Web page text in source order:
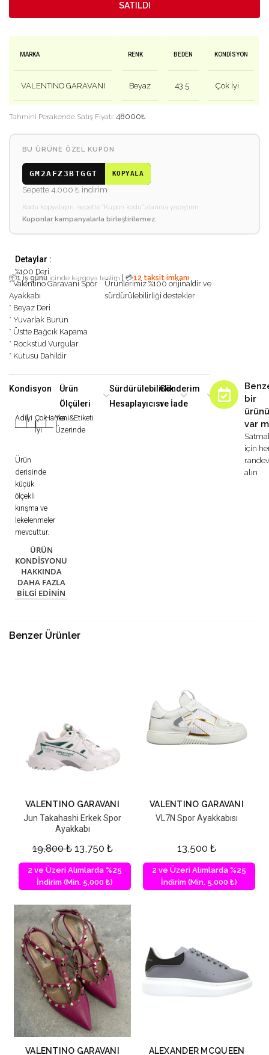
SATILDI
MARKA
VALENTINO GARAVANI
RENK
Beyaz
BEDEN
43.5
KONDISYON
Çok İyi
Tahmini Perakende Satış Fiyatı: 48000₺
BU ÜRÜNE ÖZEL KUPON
GM2AFZ3BTGGT KOPYALA
Sepette 4.000 ₺ indirim
Kodu kopyalayın, sepette “Kupon kodu” alanına yapıştırın.
Kuponlar kampanyalarla birleştirilemez.
Detaylar :
%100 Deri
📦1 iş günü içinde kargoya teslim 💳12 taksit imkanı
* Valentino Garavani Spor
Ayakkabı
* Beyaz Deri
* Yuvarlak Burun
* Üstte Bağcık Kapama
* Rockstud Vurgular
* Kutusu Dahildir
Ürünlerimiz %100 orijinaldir ve
sürdürülebilirliği destekler
Kondisyon
Adilİyi
|
Çok
İyi
Harika
|
Yeni&Etiketi
Üzerinde
Ürün
derisinde
küçük
ölçekli
kırışma ve
lekelenmeler
mevcuttur.
ÜRÜN
KONDISYONU
HAKKINDA
DAHA FAZLA
BILGI EDININ
Ürün
Ölçüleri
Sürdürülebilirlik
Hesaplayıcısı
Gönderim
ve İade
bir
var
için
alın
Benzer Ürünler
VALENTINO GARAVANI
Jun Takahashi Erkek Spor
Ayakkabı
19,800₺ 13,750 ₺
2 ve Üzeri Alımlarda %25
İndirim (Min. 5,000 ₺)
VALENTINO GARAVANI
VL7N Spor Ayakkabısı
13,500 ₺
2 ve Üzeri Alımlarda %25
İndirim (Min. 5,000 ₺)
VALENTINO GARAVANI ALEXANDER MCQUEEN